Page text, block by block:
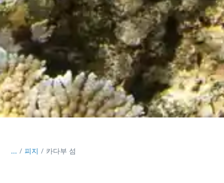
... / 피지 카다부 섬